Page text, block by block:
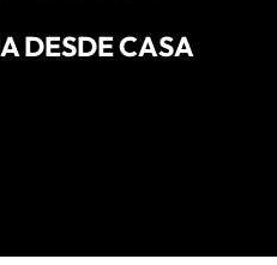
DESDE CASA